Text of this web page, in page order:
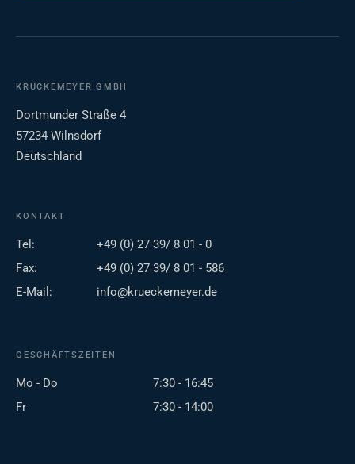
KRÜCKEMEYER GMBH
Dortmunder Straße 4
57234 Wilnsdorf
Deutschland
KONTAKT
Tel:
+49 (0) 27 39/ 8 01 - 0
Fax:
+49 (0) 27 39/ 8 01 - 586
E-Mail:
info@krueckemeyer.de
GESCHÄFTSZEITEN
Mo - Do
7:30 - 16:45
Fr
7:30 - 14:00